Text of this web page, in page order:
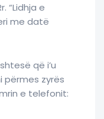
“Lidhja e
me datë
që i’u
zyrës
e telefonit: